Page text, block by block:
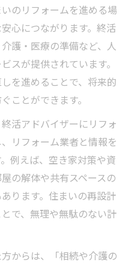
のリフォームを進める場
心につながります。終活
護・医療の準備など、人
スが提供されています。
を進めることで、将来的
ことができます。
活アドバイザーにリフォ
リフォーム業者と情報を
例えば、空き家対策や資
の解体や共有スペースの
ります。住まいの再設計
で、無理や無駄のない計
からは、「相続や介護の